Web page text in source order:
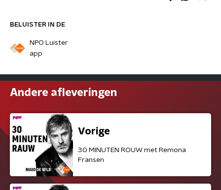
BELUISTER IN DE
NPO Luister
app
Andere afleveringen
Vorige
30 MINUTEN ROUW met Remona
Fransen